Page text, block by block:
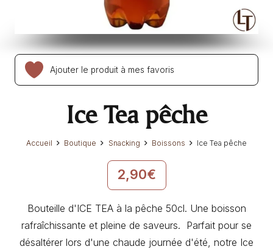
Ajouter le produit à mes favoris
Ice Tea pêche
Accueil Boutique Snacking Boissons Ice Tea pêche
2,90€
Bouteille d'ICE TEA à la pêche 50cl. Une boisson
rafraîchissante et pleine de saveurs. Parfait pour se
désaltérer lors d'une chaude journée d'été, notre Ice